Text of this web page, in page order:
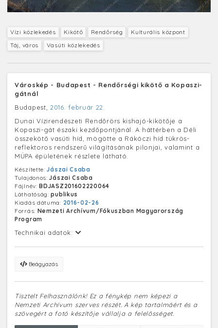
Vízi közlekedés Kikötő Rendőrség
Kulturális központ
Táj, város
Vasúti közlekedés
Városkép - Budapest - Rendőrségi kikötő a Kopaszi-
gátnál
Budapest, 2016. február 22.
Dunai Vízirendészeti Rendőrörs kishajó-kikötője a
Kopaszi-gát északi kezdőpontjánál. A háttérben a Déli
összekötő vasúti híd, mögötte a Rákóczi híd tükrös-
reflektoros rendszerű világításának pilonjai, valamint a
MÜPA épületének részlete látható.
Készítette:Jászai Csaba
Tulajdonos:Jászai Csaba
Fájlnév:BDJASZ201602220064
Láthatóság:publikus
Kiadás dátuma: 2016-02-26
Forrás: Nemzeti Archívum/Fókuszban Magyarország
Program
Technikai adatok:
Beágyazás
Tisztelt Felhasználónk! Ez a fénykép nem képezi a
Nemzeti Archívum szerves részét. A kép tartalmáért és a
szövegért a fotó készítője vállalja a felelősséget.